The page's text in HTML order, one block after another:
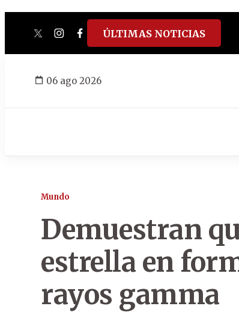
twitterinstagram
facebook
tiktokyoutube
spotify
ÚLTIMAS NOTICIAS
06 ago 2026
Mundo
Demuestran
estrella en
rayos gamma